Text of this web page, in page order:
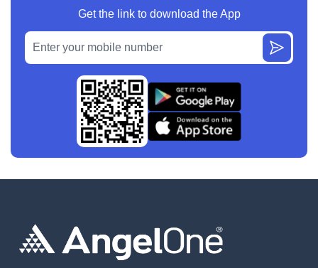
Get the link to download the App